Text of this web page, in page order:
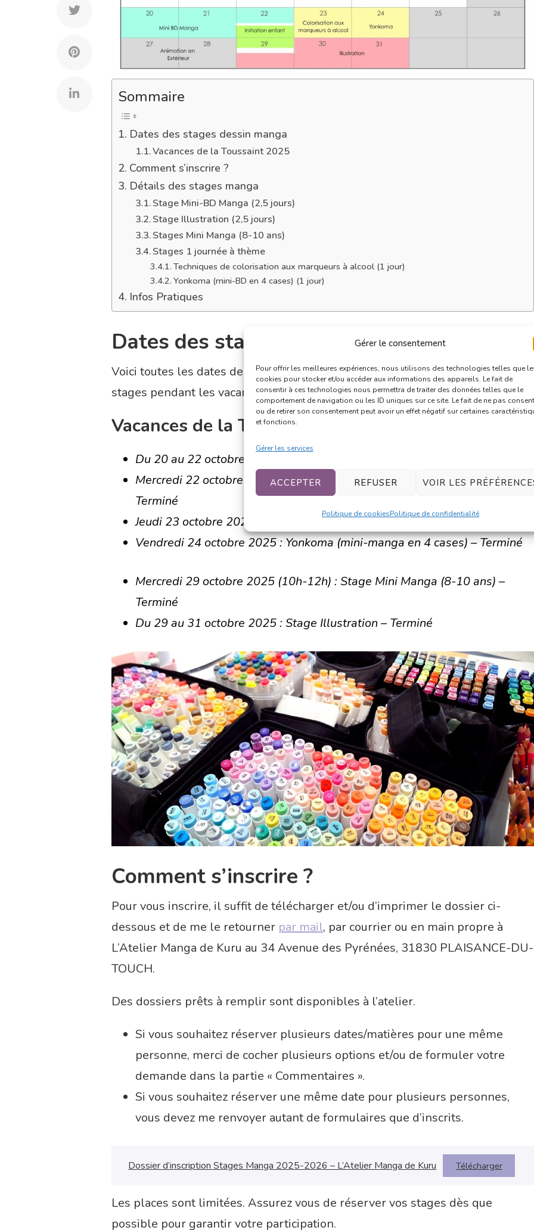
Gérer le consentement
Pour offrir les meilleures expériences, nous utilisons des technologies telles que
cookies pour stocker et/ou accéder aux informations des appareils. Le fait de
consentir à ces technologies nous permettra de traiter des données telles que le
comportement de navigation ou les ID uniques sur ce site. Le fait de ne pas
ou de retirer son consentement peut avoir un effet négatif sur certaines
et fonctions.
Gérer les services
ACCEPTER REFUSER VOIR LES
Politique de cookiesPolitique de confidentialité
Sommaire
Dates des stages dessin manga
Vacances de la Toussaint 2025
Comment s’inscrire ?
Détails des stages manga
Stage Mini-BD Manga (2,5 jours)
Stage Illustration (2,5 jours)
Stages Mini Manga (8-10 ans)
Stages 1 journée à thème
Techniques de colorisation aux marqueurs à alcool (1 jour)
Yonkoma (mini-BD en 4 cases) (1 jour)
Infos Pratiques
Dates des stages dessin manga
Voici toutes les dates de stages pour les prochaines vacances. Il n’y a pas de
stages pendant les vacances de Noël.
Vacances de la Toussaint 2025
Du 20 au 22 octobre 2025 : Stage Mini-BD Manga – Terminé
Mercredi 22 octobre 2025 (14h-16h) : Stage Mini Manga (8-10 ans) –
Terminé
Jeudi 23 octobre 2025 : Colorisation aux marqueurs à alcool – Terminé
Vendredi 24 octobre 2025 : Yonkoma (mini-manga en 4 cases) – Terminé
Mercredi 29 octobre 2025 (10h-12h) : Stage Mini Manga (8-10 ans) –
Terminé
Du 29 au 31 octobre 2025 : Stage Illustration – Terminé
Comment s’inscrire ?
Pour vous inscrire, il suffit de télécharger et/ou d’imprimer le dossier ci-
dessous et de me le retourner par mail, par courrier ou en main propre à
L’Atelier Manga de Kuru au 34 Avenue des Pyrénées, 31830 PLAISANCE-DU-
TOUCH.
Des dossiers prêts à remplir sont disponibles à l’atelier.
Si vous souhaitez réserver plusieurs dates/matières pour une même
personne, merci de cocher plusieurs options et/ou de formuler votre
demande dans la partie « Commentaires ».
Si vous souhaitez réserver une même date pour plusieurs personnes,
vous devez me renvoyer autant de formulaires que d’inscrits.
Dossier d’inscription Stages Manga 2025-2026 – L’Atelier Manga de Kuru Télécharger
Les places sont limitées. Assurez vous de réserver vos stages dès que
possible pour garantir votre participation.